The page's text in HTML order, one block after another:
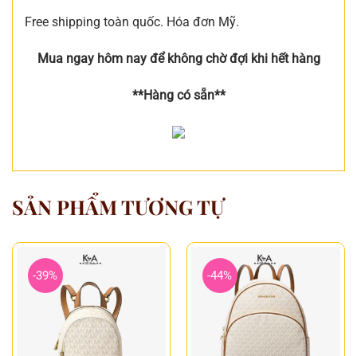
Free shipping toàn quốc. Hóa đơn Mỹ.
Mua ngay hôm nay để không chờ đợi khi hết hàng
**Hàng có sẵn**
SẢN PHẨM TƯƠNG TỰ
-39% -44%